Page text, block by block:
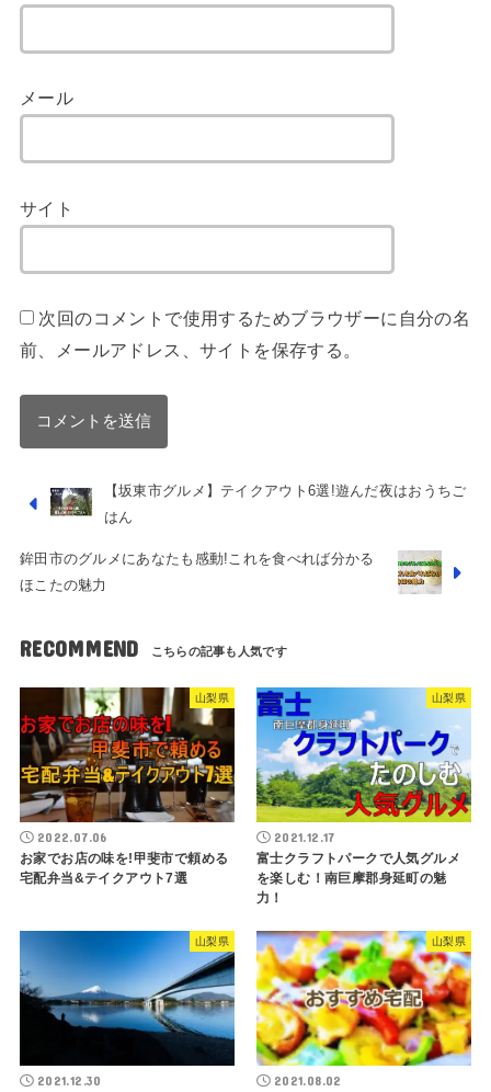
メール
サイト
次回のコメントで使用するためブラウザーに自分の名
前、メールアドレス、サイトを保存する。
【坂東市グルメ】テイクアウト6選!遊んだ夜はおうちご
はん
鉾田市のグルメにあなたも感動!これを食べれば分かる
ほこたの魅力
RECOMMEND
山梨県
2022.07.06
お家でお店の味を!甲斐市で頼める
宅配弁当&テイクアウト7選
山梨県
2021.12.17
富士クラフトパークで人気グルメ
を楽しむ！南巨摩郡身延町の魅
力！
山梨県
2021.12.30
山梨県
2021.08.02